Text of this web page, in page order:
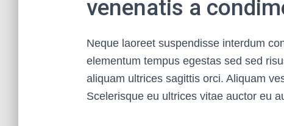
venenatis a
Neque laoreet suspendisse interdum
elementum tempus egestas sed sed
aliquam ultrices sagittis orci. Aliquam
Scelerisque eu ultrices vitae auctor eu